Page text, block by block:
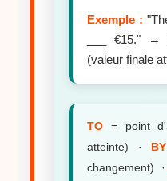
Exemple :
___ €15." →
(valeur finale
TO = point
atteinte) · BY
changement) ·